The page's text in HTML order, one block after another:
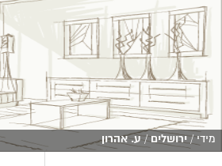
מידי /ירושלים/ ע. אהרון